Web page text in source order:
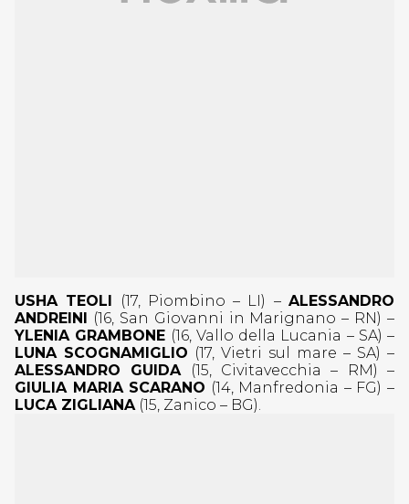
USHA TEOLI (17, Piombino – LI) –ALESSANDRO
ANDREINI
(16, San Giovanni in Marignano – RN) –
YLENIA GRAMBONE (16, Vallo della Lucania – SA) –
LUNA SCOGNAMIGLIO (17, Vietri sul mare – SA) –
ALESSANDRO GUIDA(15, Civitavecchia – RM) –
GIULIA MARIA SCARANO (14, Manfredonia – FG) –
LUCA ZIGLIANA(15, Zanico – BG).